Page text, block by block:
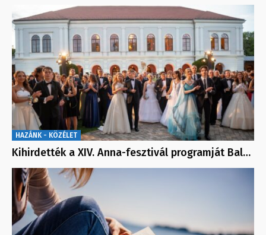
HAZÁNK - KÖZÉLET
Kihirdették a XIV. Anna-fesztivál programját Bal…